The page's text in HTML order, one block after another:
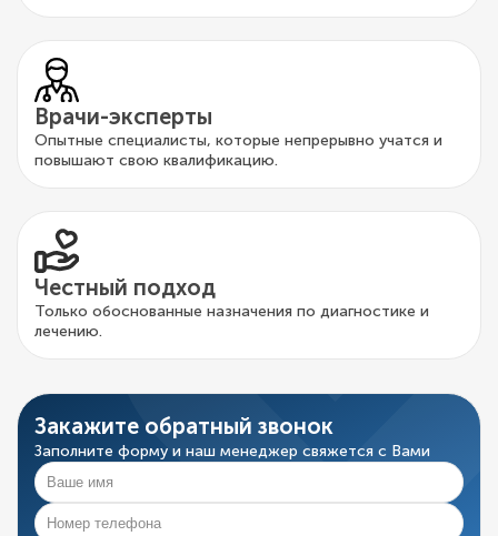
Врачи-эксперты
Опытные специалисты, которые непрерывно учатся и
повышают свою квалификацию.
Честный подход
Только обоснованные назначения по диагностике и
лечению.
Закажите обратный звонок
Заполните форму и наш менеджер свяжется с Вами